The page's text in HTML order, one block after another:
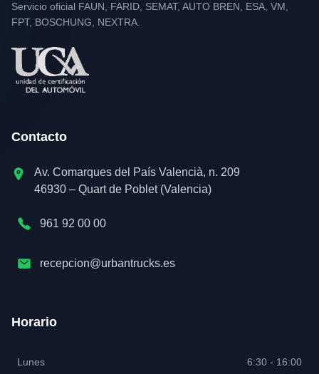
Servicio oficial FAUN, FARID, SEMAT, AUTO BREN, ESA, VM,
FPT, BOSCHUNG, NEXTRA.
Contacto
Av. Comarques del País Valencià, n. 209
46930 – Quart de Poblet (Valencia)
961 92 00 00
recepcion@urbantrucks.es
Horario
Lunes 6:30 - 16:00